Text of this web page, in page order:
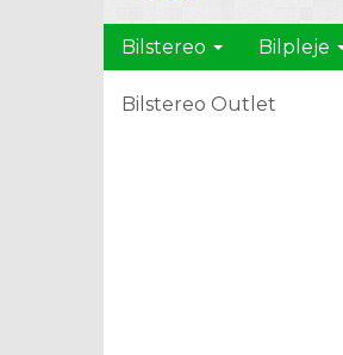
Bilstereo Bilpleje
Bilstereo Outlet